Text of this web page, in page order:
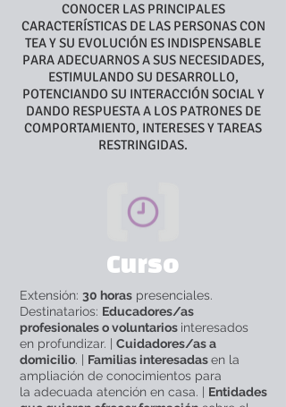
Curso
Extensión: 30 horas presenciales.
Destinatarios: Educadores/as
profesionales o voluntarios interesados
en profundizar. | Cuidadores/as a
domicilio. | Familias interesadasen la
ampliación de conocimientos para
la adecuada atención en casa. | Entidades
CONOCER LAS PRINCIPALES
CARACTERÍSTICAS DE LAS PERSONAS CON
TEA Y SU EVOLUCIÓN ES INDISPENSABLE
PARA ADECUARNOS A SUS NECESIDADES,
ESTIMULANDO SU DESARROLLO,
POTENCIANDO SU INTERACCIÓN SOCIAL Y
DANDO RESPUESTA A LOS PATRONES DE
COMPORTAMIENTO, INTERESES Y TAREAS
RESTRINGIDAS.